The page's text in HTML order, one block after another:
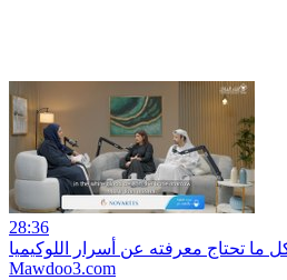
28:36
ما تحتاج معرفته عن أسرار اللوكيميا
Mawdoo3.com